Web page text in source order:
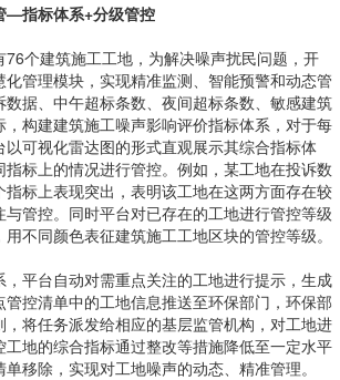
—指标体系+分级管控
个建筑施工工地，为解决噪声扰民问题，开
管理模块，实现精准监测、智能预警和动态管
据、中午超标条数、夜间超标条数、敏感建筑
构建建筑施工噪声影响评价指标体系，对于每
可视化雷达图的形式直观展示其综合指标体
标上的情况进行管控。例如，某工地在投诉数
标上表现突出，表明该工地在这两方面存在较
管控。同时平台对已存在的工地进行管控等级
不同颜色表征建筑施工工地区块的管控等级。
平台自动对需重点关注的工地进行提示，生成
控清单中的工地信息推送至环保部门，环保部
，将任务派发给相应的基层监管机构，对工地进
地的综合指标通过整改等措施降低至一定水平
移除，实现对工地噪声的动态、精准管理。